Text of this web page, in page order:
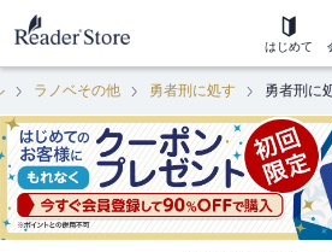
はじめて
ラノベその他 勇者刑に処す 勇者刑に